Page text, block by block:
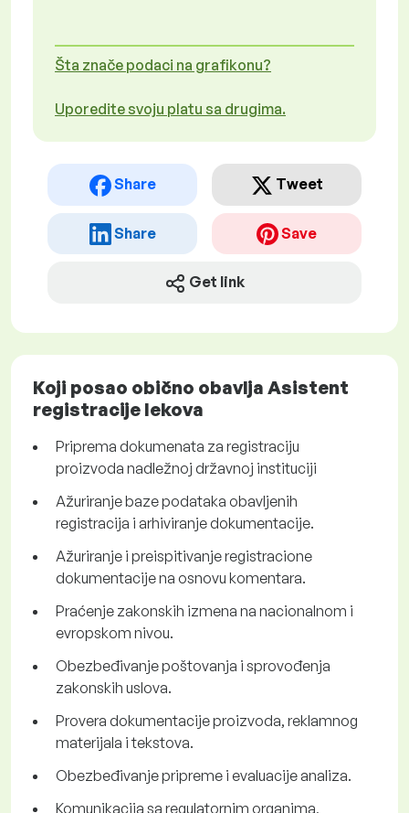
Šta znače podaci na grafikonu?
Uporedite svoju platu sa drugima.
Share Tweet
Share Save
Get link
Koji posao obično obavlja Asistent
registracije lekova
Priprema dokumenata za registraciju
proizvoda nadležnoj državnoj instituciji
Ažuriranje baze podataka obavljenih
registracija i arhiviranje dokumentacije.
Ažuriranje i preispitivanje registracione
dokumentacije na osnovu komentara.
Praćenje zakonskih izmena na nacionalnom i
evropskom nivou.
Obezbeđivanje poštovanja i sprovođenja
zakonskih uslova.
Provera dokumentacije proizvoda, reklamnog
materijala i tekstova.
Obezbeđivanje pripreme i evaluacije analiza.
Komunikacija sa regulatornim organima,